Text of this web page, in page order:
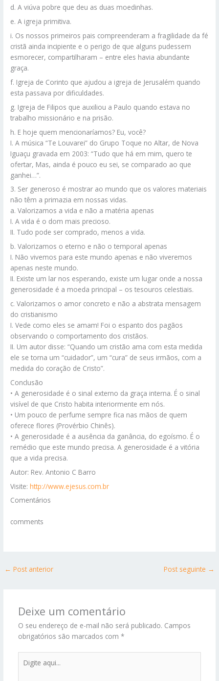
d. A viúva pobre que deu as duas moedinhas.
e. A igreja primitiva.
i. Os nossos primeiros pais compreenderam a fragilidade da fé
cristã ainda incipiente e o perigo de que alguns pudessem
esmorecer, compartilharam – entre eles havia abundante
graça.
f. Igreja de Corinto que ajudou a igreja de Jerusalém quando
esta passava por dificuldades.
g. Igreja de Filipos que auxiliou a Paulo quando estava no
trabalho missionário e na prisão.
h. E hoje quem mencionaríamos? Eu, você?
I. A música “Te Louvarei” do Grupo Toque no Altar, de Nova
Iguaçu gravada em 2003: “Tudo que há em mim, quero te
ofertar, Mas, ainda é pouco eu sei, se comparado ao que
ganhei…”.
3. Ser generoso é mostrar ao mundo que os valores materiais
não têm a primazia em nossas vidas.
a. Valorizamos a vida e não a matéria apenas
I. A vida é o dom mais precioso.
II. Tudo pode ser comprado, menos a vida.
b. Valorizamos o eterno e não o temporal apenas
I. Não vivemos para este mundo apenas e não viveremos
apenas neste mundo.
II. Existe um lar nos esperando, existe um lugar onde a nossa
generosidade é a moeda principal – os tesouros celestiais.
c. Valorizamos o amor concreto e não a abstrata mensagem
do cristianismo
I. Vede como eles se amam! Foi o espanto dos pagãos
observando o comportamento dos cristãos.
II. Um autor disse: “Quando um cristão ama com esta medida
ele se torna um “cuidador”, um “cura” de seus irmãos, com a
medida do coração de Cristo”.
Conclusão
• A generosidade é o sinal externo da graça interna. É o sinal
visível de que Cristo habita interiormente em nós.
• Um pouco de perfume sempre fica nas mãos de quem
oferece flores (Provérbio Chinês).
• A generosidade é a ausência da ganância, do egoísmo. É o
remédio que este mundo precisa. A generosidade é a vitória
que a vida precisa.
Autor: Rev. Antonio C Barro
Visite:http://www.ejesus.com.br
Comentários
comments
← Post anterior Post seguinte →
Deixe um comentário
O seu endereço de e-mail não será publicado. Campos
obrigatórios são marcados com *
aqui...